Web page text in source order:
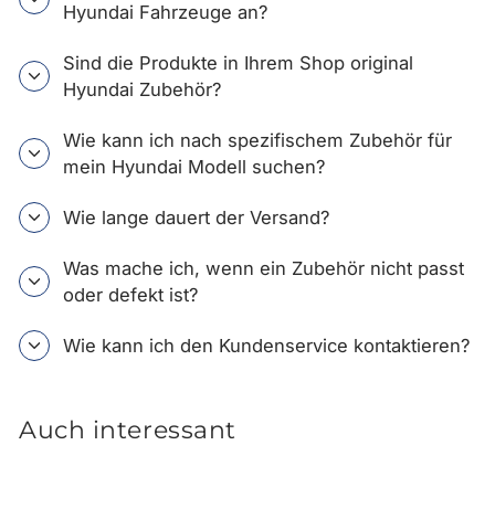
Hyundai Fahrzeuge an?
Sind die Produkte in Ihrem Shop original
Hyundai Zubehör?
Wie kann ich nach spezifischem Zubehör für
mein Hyundai Modell suchen?
Wie lange dauert der Versand?
Was mache ich, wenn ein Zubehör nicht passt
oder defekt ist?
Wie kann ich den Kundenservice kontaktieren?
Auch interessant